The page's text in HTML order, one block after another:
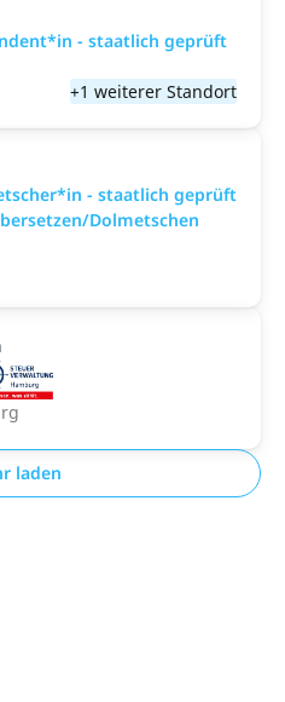
- staatlich geprüft
+1 weiterer Standort
- staatlich geprüft
Dolmetschen
laden